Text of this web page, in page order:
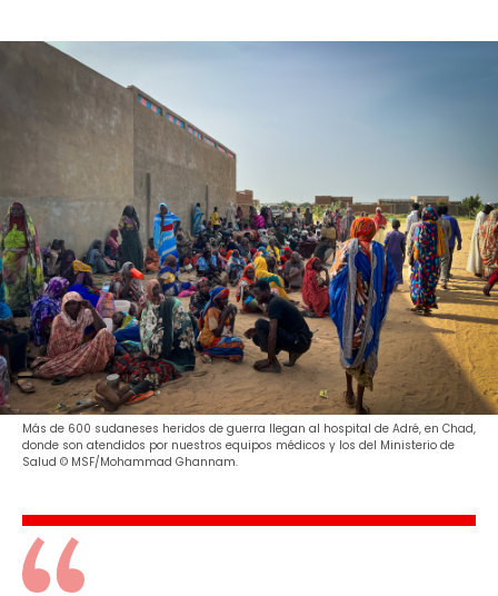
Más de 600 sudaneses heridos de guerra llegan al hospital de Adré, en Chad,
donde son atendidos por nuestros equipos médicos y los del Ministerio de
Salud © MSF/Mohammad Ghannam.